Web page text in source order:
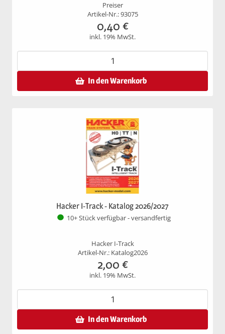
Preiser
Artikel-Nr.: 93075
0,40 €
inkl. 19% MwSt.
In den Warenkorb
Hacker I-Track - Katalog 2026/2027
10+ Stück verfügbar - versandfertig
Hacker I-Track
Artikel-Nr.: Katalog2026
2,00 €
inkl. 19% MwSt.
In den Warenkorb